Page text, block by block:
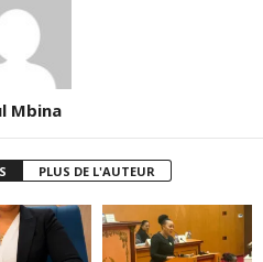
Mbina
PLUS DE L'AUTEUR